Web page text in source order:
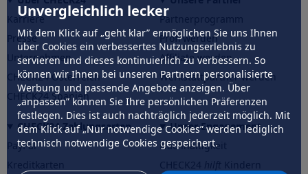
Unvergleichlich lecker
Mit dem Klick auf „geht klar” ermöglichen Sie uns Ihnen
über Cookies ein verbessertes Nutzungserlebnis zu
servieren und dieses kontinuierlich zu verbessern. So
können wir Ihnen bei unseren Partnern personalisierte
Werbung und passende Angebote anzeigen. Über
„anpassen” können Sie Ihre persönlichen Präferenzen
festlegen. Dies ist auch nachträglich jederzeit möglich. Mit
dem Klick auf „Nur notwendige Cookies” werden lediglich
technisch notwendige Cookies gespeichert.
Karriere
Presse
Unternehmen
CHECK24 Österreich
CHECK24 Spanien
Partnerprogramm
Profi werden
Affiliate werden
Werkstattpartner werden
CHECK24 Zahlungsarten
PayPal
Unser Engagement
Nachhaltigkeit